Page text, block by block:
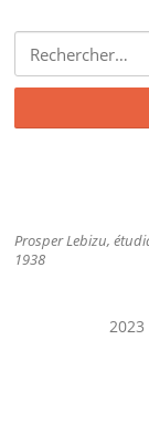
Prosper Lebizu,
1938